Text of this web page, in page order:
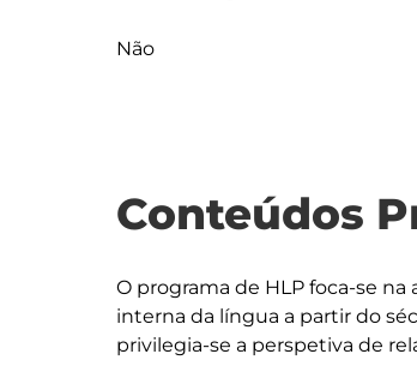
Não
Conteúdos
O programa de HLP foca-se
interna da língua a partir do
privilegia-se a perspetiva de